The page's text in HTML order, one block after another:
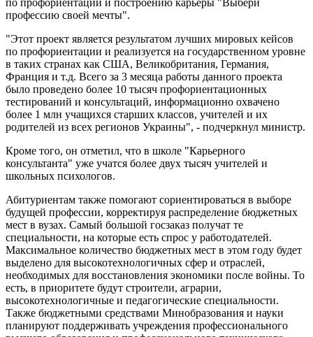
профессию своей мечты".
"Этот проект является результатом лучших мировых кейсов
по профориентации и реализуется на государственном уровне
в таких странах как США, Великобритания, Германия,
Франция и т.д. Всего за 3 месяца работы данного проекта
было проведено более 10 тысяч профориентационных
тестирований и консультаций, информационно охвачено
более 1 млн учащихся старших классов, учителей и их
родителей из всех регионов Украины", - подчеркнул министр.
Кроме того, он отметил, что в школе "Карьерного
консультанта" уже учатся более двух тысяч учителей и
школьных психологов.
Абитуриентам также помогают сориентироваться в выборе
будущей профессии, корректируя распределение бюджетных
мест в вузах. Самый большой госзаказ получат те
специальности, на которые есть спрос у работодателей.
Максимальное количество бюджетных мест в этом году будет
выделено для высокотехнологичных сфер и отраслей,
необходимых для восстановления экономики после войны. То
есть, в приоритете будут строители, аграрии,
высокотехнологичные и педагогические специальности.
Также бюджетными средствами Минобразования и науки
планируют поддерживать учреждения профессионального